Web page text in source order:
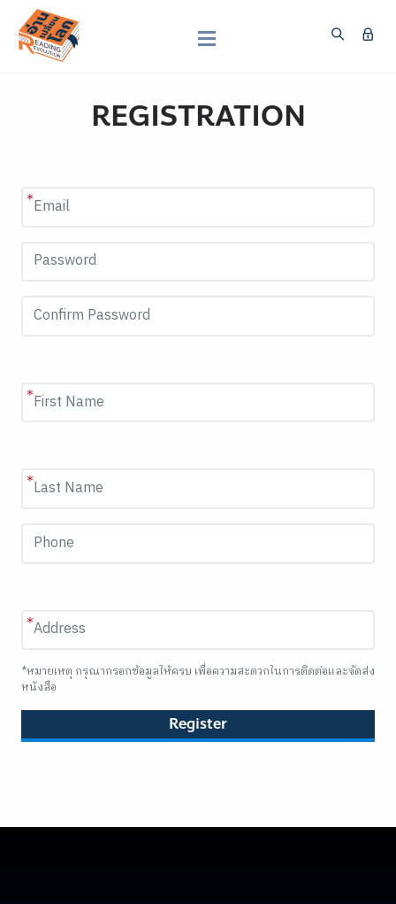
REGISTRATION
*หมายเหตุ กรุณากรอกข้อมูลให้ครบ เพื่อความสะดวกในการติดต่อและจัดส่ง
หนังสือ
Register